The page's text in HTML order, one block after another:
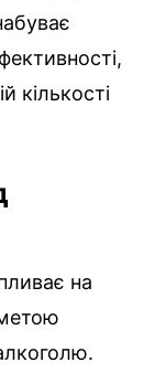
кількості
на